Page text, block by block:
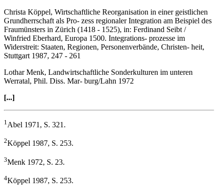
Christa Köppel, Wirtschaftliche Reorganisation in einer geistlichen
Grundherrschaft als Pro- zess regionaler Integration am Beispiel des
Fraumünsters in Zürich (1418 - 1525), in: Ferdinand Seibt /
Winfried Eberhard, Europa 1500. Integrations- prozesse im
Widerstreit: Staaten, Regionen, Personenverbände, Christen- heit,
Stuttgart 1987, 247 - 261
Lothar Menk, Landwirtschaftliche Sonderkulturen im unteren
Werratal, Phil. Diss. Mar- burg/Lahn 1972
[...]
1 Abel 1971, S. 321.
2Köppel 1987, S. 253.
3Menk 1972, S. 23.
4Köppel 1987, S. 253.